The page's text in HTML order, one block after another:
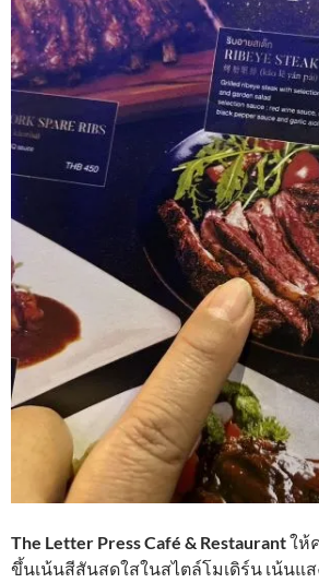
The Letter Press Café & Restaurantให้
ขึ้นเน้นสีสันสดใสในสไตล์โมเดิร์น เน้นแ